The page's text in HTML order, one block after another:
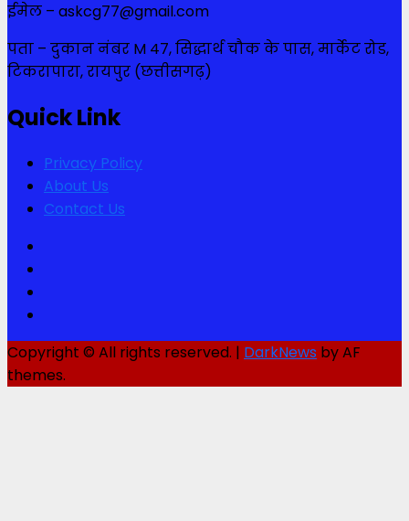
ईमेल – askcg77@gmail.com
पता – दुकान नंबर M 47, सिद्धार्थ चौक के पास, मार्केट रोड,
टिकरापारा, रायपुर (छत्तीसगढ़)
Quick Link
Privacy Policy
About Us
Contact Us
Copyright © All rights reserved. | DarkNews by AF
themes.